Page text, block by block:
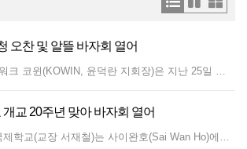
오찬 및 알뜰 바자회 열어
세계한민족여성네트워크 코윈(KOWIN, 윤덕란 지회장)은 지난 25일 오전 11시 30분 상환에 위치한 두란노 문화원에서 여성 장자들을 위한 오찬 및 알뜰 바자회를 열었다. 코윈 윤덕란 지회장은 “이번 취지가 여성 장자들의 애로사항을 들어주고 위안부 인권을 되찾기 위한 1억명 성명 확보, 그리고 알뜰 바자회를 통한 수익 전액을 위안부 기금으로 전달하는 것”이라 밝혔다. 코윈 김옥희 담당관은 “홍콩에 거주하는 교민뿐만아니라 홍콩인과 함께 어우러지면서 한국의 문화도 널리 알리고 싶어 이러한 기회의 장을 마련했다”고 전했다. 알뜰 바자회의 품목으로는 옷과 가방, 장식품, 스카프, 주방용품, 화장품 등이 인기를 끌었다. 이 날 방문한 강소원(여, 홍콩 3년 거주)씨는 “코윈의 지인을 통해 소식을 알게 됐는데 본 행사 취지가 좋아 참여하게 됐다. 기존에 위안부에 관련한 일 들에 관심이 있었는데 이러한 뜻깊은 자리에 부모님과 함께할 수 있어서 기쁘다”라고 말했다. 코윈 김옥희 담당관은 “이번 행사의 오찬과 알뜰바자회에 도움을 주신 홍법원 문익생 님, 두란노 기독 문화원, 요섭이네 보석 등에 감사하다”고 전했다. 코윈의 향후 계획은 홍콩한국국제학교 생활아이디어 공모전 개최, 한글토요학교 다문화 가정 장학금 지급, 차세대 지도자 육성, 한글 보급화 등에 많은 노력을 기울일 것이라 전했다. 글/사진 한송이 인턴기자
교 20주년 맞아 바자회 열어
지난 8일, 홍콩한국국제학교(교장 서재철)는 사이완호(Sai Wan Ho)에서 20주년을 기념하며 한국부 및 국제부 학부모회(ParentsTeacher Association) 주최로 바자회를 열었다. 한국국제학교는 1988년 문교부로부터 설립인가를 받아 개교하여 1990년도 홍콩 섬 완차이로 이전했다. 이후 1994년 사이완호로 이동해 현재는 한국어 과정과 영어 과정으로 나뉘어 운영되고 있다. 이번 행사에는 홍콩한인회 회장이자 KIS이사장인 최영우 회장과 총영사관의 전인석영사, 류병훈 감사, 서재철 한국부 교장, 톰슨 린(Mrs. Lynne Thomson) 국제부 교장, 학부모등 많은 사람들이 행사를 축하하며 참석했다. 최영우 회장의 인사말로 시작해 1부는 태권도, 합창, 사물놀이, 오케스트라, 밴드, 워십 댄스 순으로 진행했다. 이 날 행사는 무대 행사 외에도 신관 운동장에 부스를 설치해 짜장면, 분식등 먹거리와 액세서리, 네일 아트, 게임 등 다양한 행사가 함께 진행했다. 비가 오는 궂은 날씨에도 교장 선생님과 학부모, 학생들이 함께 어우러져 참여했다. 2부 공연은 밴드공연, 개인 퍼포먼스를 3부에서는 골든벨 퀴즈를 진행했다. 골든벨은 누구나 참여 가능했고, 참가자 모두에게선물이 주어졌다. 이후 행운권 추첨과 TV 경매 진행과 동시에, 상품으로는 LG G3 모바일 폰, 삼성 갤럭시 탭, 핸드백, 라텍스쿠션, NX Mini 카메라, 서울-홍콩 왕복 티켓권, 삼성 스마트 TV 등 푸짐한 상품이 제공됐다. 서재철 교장은 “옛날 중용에는 천명지위성(天命之謂性:하늘으로부터 부여받은 성품)이라는 말이 있다. 사람마다 얼굴이 다르듯 재능도 다 다르다고 생각한다. 아이들이 자기 색깔과 자기정체성을 가진 건강한 글로벌 인재로 거듭나길 바란다”고 말했다. 홍콩한국국제학교는 2012년에는 그린녹색교육이라는 테마로 환경교육에 초점을, 2013년에는 음악과 관련한 이번 년도는 ‘20주년’ 테마를 주제로 행사를 진행했다. 글/사진 한지은 인턴기자